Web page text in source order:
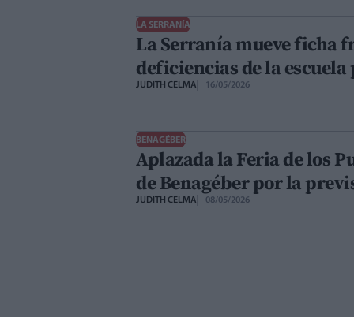
LA SERRANÍA
La Serranía mueve ficha
deficiencias de la
JUDITH CELMA 16/05/2026
BENAGÉBER
Aplazada la Feria de los
de Benagéber por la
JUDITH CELMA 08/05/2026